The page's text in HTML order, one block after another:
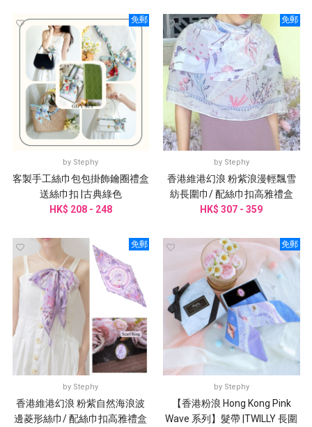
免郵
by Stephy
客製手工絲巾包包掛飾鑰圈禮盒
送絲巾扣 |古典綠色
HK$ 208 - 248
免郵
by Stephy
香港維港幻浪 粉紫浪漫輕飄雪
紡長圍巾/ 配絲巾扣高雅禮盒
HK$ 307 - 359
免郵
by Stephy
香港維港幻浪 粉紫自然海浪波
邊菱形絲巾/ 配絲巾扣高雅禮盒
免郵
by Stephy
【香港粉浪 Hong Kong Pink
Wave 系列】髮帶 |TWILLY 長圍